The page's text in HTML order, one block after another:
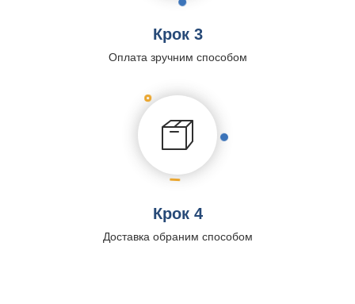
Крок 3
Оплата зручним способом
Крок 4
Доставка обраним способом